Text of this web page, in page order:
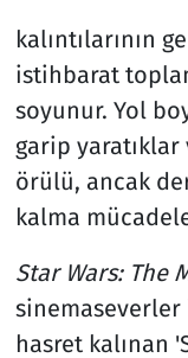
kalıntılarının
istihbarat
soyunur. Yol
garip
örülü, ancak
kalma
Star Wars: The
hasret kalınan